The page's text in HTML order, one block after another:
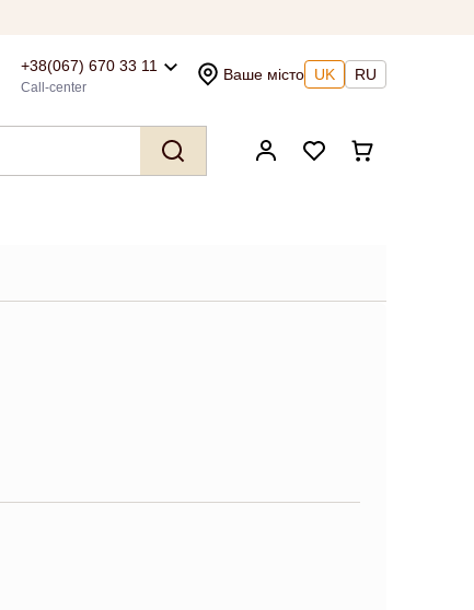
+38(067) 670 33 11
Call-center
Ваше місто UK RU